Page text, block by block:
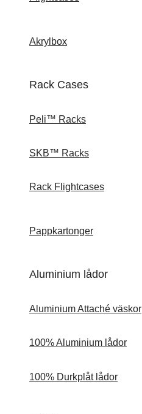
Akrylbox
Rack Cases
Peli™ Racks
SKB™ Racks
Rack Flightcases
Pappkartonger
Aluminium lådor
Aluminium Attaché väskor
100% Aluminium lådor
100% Durkplåt lådor